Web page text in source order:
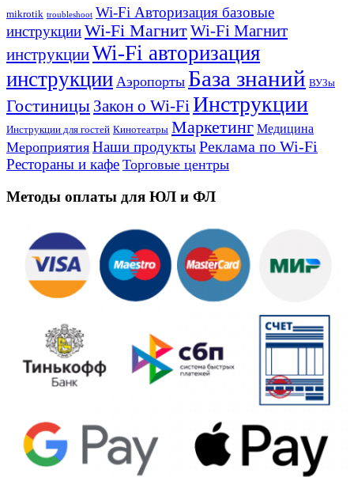
mikrotik troubleshoot Wi-Fi Авторизация базовые
инструкцииWi-Fi МагнитWi-Fi Магнит
инструкцииWi-Fi авторизация
инструкции Аэропорты База знаний ВУЗы
Гостиницы Закон о Wi-FiИнструкции
Инструкции для гостей Кинотеатры Маркетинг Медицина
Мероприятия Наши продуктыРеклама по Wi-Fi
Рестораны и кафе Торговые центры
Методы оплаты для ЮЛ и ФЛ